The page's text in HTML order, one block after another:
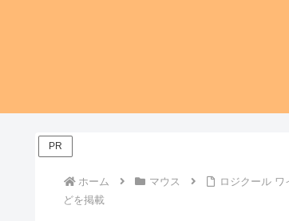
ホーム マウス
ロジクール
どを掲載
PR